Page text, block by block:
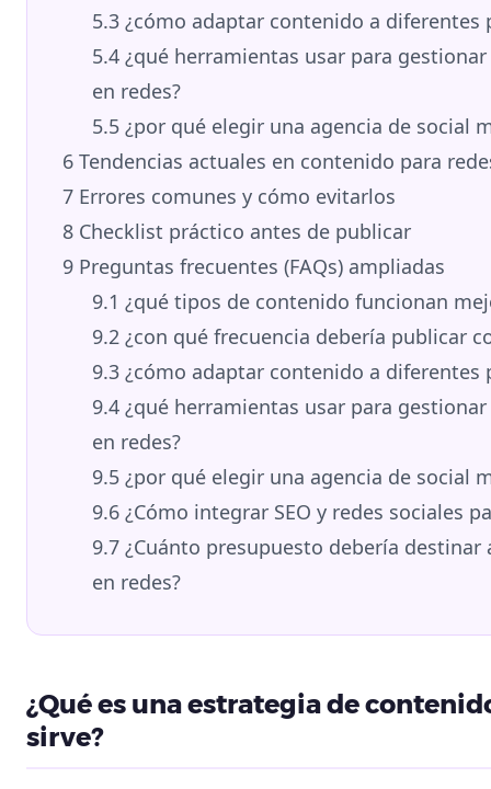
5.3 ¿cómo adaptar contenido a diferentes
5.4 ¿qué herramientas usar para
en redes?
5.5 ¿por qué elegir una agencia de social
6 Tendencias actuales en contenido para
7 Errores comunes y cómo evitarlos
8 Checklist práctico antes de publicar
9 Preguntas frecuentes (FAQs) ampliadas
9.1 ¿qué tipos de contenido funcionan
9.2 ¿con qué frecuencia debería publicar
9.3 ¿cómo adaptar contenido a diferentes
9.4 ¿qué herramientas usar para
en redes?
9.5 ¿por qué elegir una agencia de social
9.6 ¿Cómo integrar SEO y redes sociales
9.7 ¿Cuánto presupuesto debería
en redes?
¿Qué es una estrategia de
sirve?